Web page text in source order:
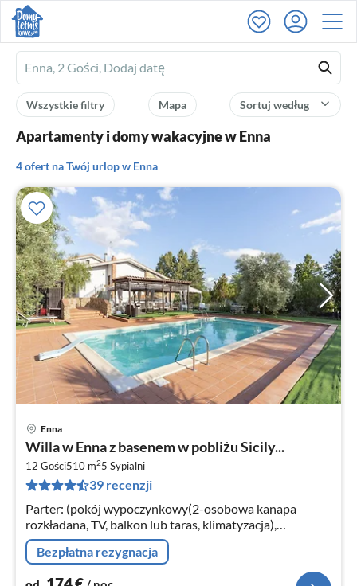
Ferienhausmiete
logo
Sortuj według
Mapa
Wszystkie filtry
Apartamenty i domy wakacyjne w Enna
4 ofert na Twój urlop w Enna
Enna
Willa w Enna z basenem w pobliżu Sicily...
12 Gości510 m25 Sypialni
39 recenzji
Parter: (pokój wypoczynkowy(2-osobowa kanapa
rozkładana, TV, balkon lub taras, klimatyzacja),
kuchnia(płyta grzewcza, okap, piekarnik, zmywarka do
naczyń, lodówko-zamrażarka)
Bezpłatna rezygnacja